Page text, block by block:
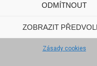
ODMÍTNOUT
ZOBRAZIT
Zásady cookies